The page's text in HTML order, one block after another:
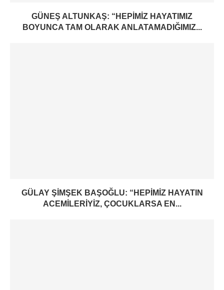
GÜNEŞ ALTUNKAŞ: “HEPIMIZ HAYATIMIZ
BOYUNCA TAM OLARAK ANLATAMADIĞIMIZ...
GÜLAY ŞIMŞEK BAŞOĞLU: “HEPIMIZ HAYATIN
ACEMILERIYIZ, ÇOCUKLARSA EN...